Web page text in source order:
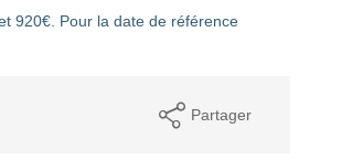
920€. Pour la date de référence
Partager